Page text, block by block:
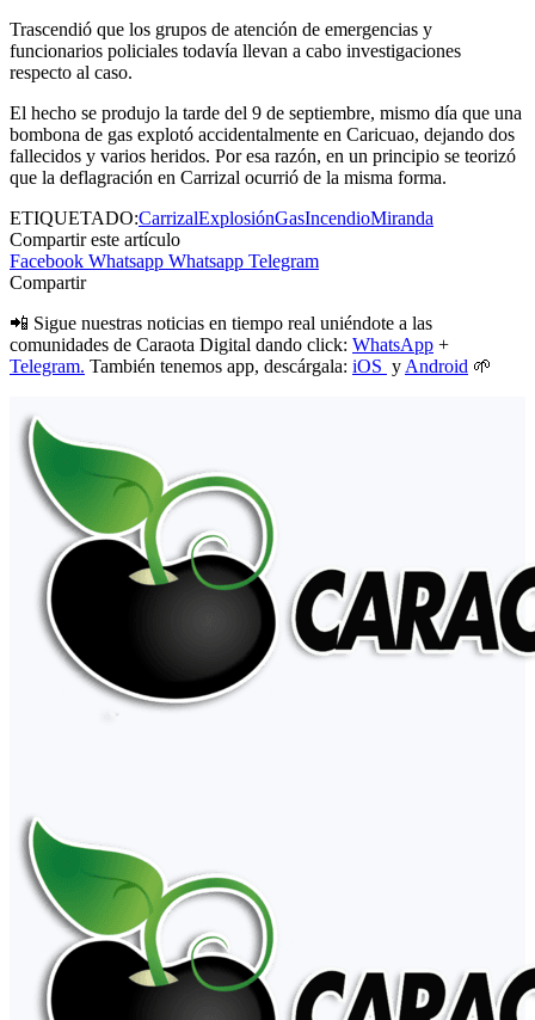
Trascendió que los grupos de atención de emergencias y
funcionarios policiales todavía llevan a cabo investigaciones
respecto al caso.
El hecho se produjo la tarde del 9 de septiembre, mismo día que una
bombona de gas explotó accidentalmente en Caricuao, dejando dos
fallecidos y varios heridos. Por esa razón, en un principio se teorizó
que la deflagración en Carrizal ocurrió de la misma forma.
ETIQUETADO:CarrizalExplosiónGasIncendioMiranda
Compartir este artículo
Facebook Whatsapp Whatsapp Telegram
Compartir
📲 Sigue nuestras noticias en tiempo real uniéndote a las
comunidades de Caraota Digital dando click: WhatsApp +
Telegram. También tenemos app, descárgala: iOS y Android 🌱